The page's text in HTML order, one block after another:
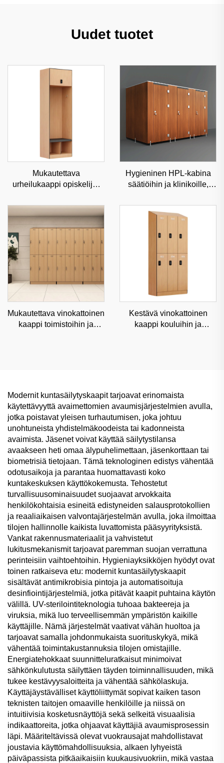
Uudet tuotet
Mukautettava
urheilukaappi opiskelija-
fitnesskeskusten käyttöön,
korkean turvallisuuden
urheiluvälineiden säilytys
Hygieninen HPL-kabina
säätiöihin ja klinikoille,
kaupallinen väliseinä
Mukautettava vinokattoinen
kaappi toimistoihin ja
Kestävä vinokattoinen
kaappi kouluihin ja
Modernit kuntasäilytyskaapit tarjoavat erinomaista
käytettävyyttä avaimettomien avaumisjärjestelmien avulla,
jotka poistavat yleisen turhautumisen, joka johtuu
unohtuneista yhdistelmäkoodeista tai kadonneista
avaimista. Jäsenet voivat käyttää säilytystilansa
avaakseen heti omaa älypuhelimettaan, jäsenkorttaan tai
biometrisiä tietojaan. Tämä teknologinen edistys vähentää
odotusaikoja ja parantaa huomattavasti koko
kuntakeskuksen käyttökokemusta. Tehostetut
turvallisuusominaisuudet suojaavat arvokkaita
henkilökohtaisia esineitä edistyneiden salausprotokollien
ja reaaliaikaisen valvontajärjestelmän avulla, joka ilmoittaa
tilojen hallinnolle kaikista luvattomista pääsyyrityksistä.
Vankat rakennusmateriaalit ja vahvistetut
lukitusmekanismit tarjoavat paremman suojan verrattuna
perinteisiin vaihtoehtoihin. Hygieniayksikköjen hyödyt ovat
toinen ratkaiseva etu: modernit kuntasäilytyskaapit
sisältävät antimikrobisia pintoja ja automatisoituja
desinfiointijärjestelmiä, jotka pitävät kaapit puhtaina käytön
välillä. UV-sterilointiteknologia tuhoaa bakteereja ja
viruksia, mikä luo terveellisemmän ympäristön kaikille
käyttäjille. Nämä järjestelmät vaativat vähän huoltoa ja
tarjoavat samalla johdonmukaista suorituskykyä, mikä
vähentää toimintakustannuksia tilojen omistajille.
Energiatehokkaat suunnitteluratkaisut minimoivat
sähkönkulutusta säilyttäen täyden toiminnallisuuden, mikä
tukee kestävyysaloitteita ja vähentää sähkölaskuja.
Käyttäjäystävälliset käyttöliittymät sopivat kaiken tason
teknisten taitojen omaaville henkilöille ja niissä on
intuitiivisia kosketusnäyttöjä sekä selkeitä visuaalisia
indikaattoreita, jotka ohjaavat käyttäjiä avaumisprosessin
läpi. Määriteltävissä olevat vuokrausajat mahdollistavat
joustavia käyttömahdollisuuksia, alkaen lyhyeistä
päiväpassista pitkäaikaisiin kuukausivuokriin, mikä vastaa